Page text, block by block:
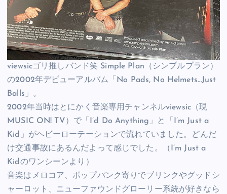
viewsicゴリ推しバンド笑 Simple Plan（シンプルプラン）
の2002年デビューアルバム「No Pads, No Helmets…Just
Balls」。
2002年当時はとにかく音楽専用チャンネルviewsic（現
MUSIC ON! TV）で「I’d Do Anything」と「I’m Just a
Kid」がヘビーローテーションで流れていました。どんだ
け交通事故にあるんだよって感じでした。（I’m Just a
Kidのワンシーンより）
音楽はメロコア、ポップパンク寄りでブリンクやグッドシ
ャーロット、ニューファウンドグローリー系統が好きなら